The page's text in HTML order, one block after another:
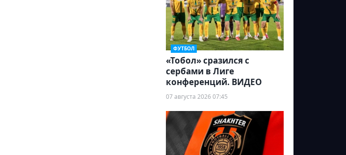
ФУТБОЛ
«Тобол» сразился с
сербами в Лиге
конференций. ВИДЕО
07 августа 2026 07:45